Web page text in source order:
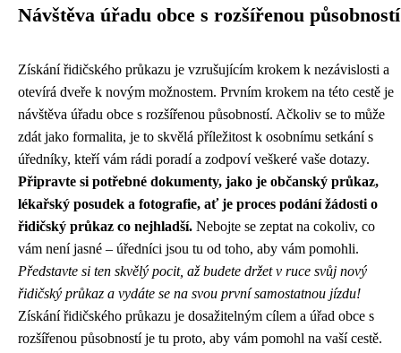
Návštěva úřadu obce s rozšířenou působností
Získání řidičského průkazu je vzrušujícím krokem k nezávislosti a
otevírá dveře k novým možnostem. Prvním krokem na této cestě je
návštěva úřadu obce s rozšířenou působností. Ačkoliv se to může
zdát jako formalita, je to skvělá příležitost k osobnímu setkání s
úředníky, kteří vám rádi poradí a zodpoví veškeré vaše dotazy.
Připravte si potřebné dokumenty, jako je občanský průkaz,
lékařský posudek a fotografie, ať je proces podání žádosti o
řidičský průkaz co nejhladší. Nebojte se zeptat na cokoliv, co
vám není jasné – úředníci jsou tu od toho, aby vám pomohli.
Představte si ten skvělý pocit, až budete držet v ruce svůj nový
řidičský průkaz a vydáte se na svou první samostatnou jízdu!
Získání řidičského průkazu je dosažitelným cílem a úřad obce s
rozšířenou působností je tu proto, aby vám pomohl na vaší cestě.